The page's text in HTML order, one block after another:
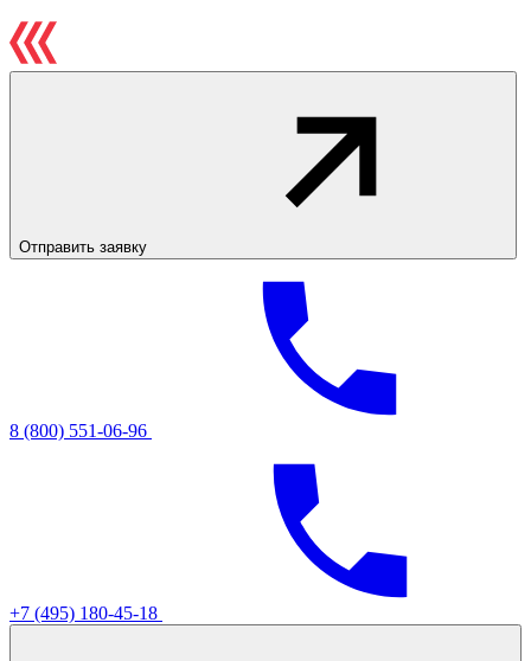
Отправить заявку
8 (800) 551-06-96
+7 (495) 180-45-18